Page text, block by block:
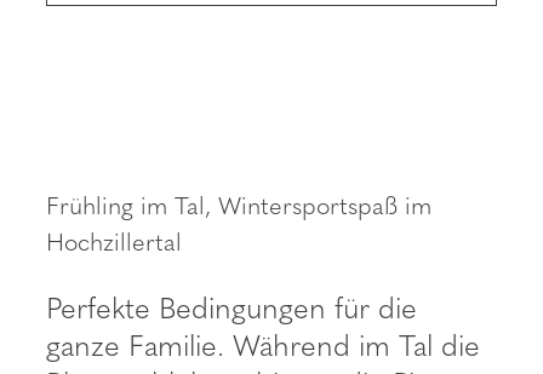
----
Frühling im Tal, Wintersportspaß im
Hochzillertal
Perfekte Bedingungen für die
ganze Familie. Während im Tal die